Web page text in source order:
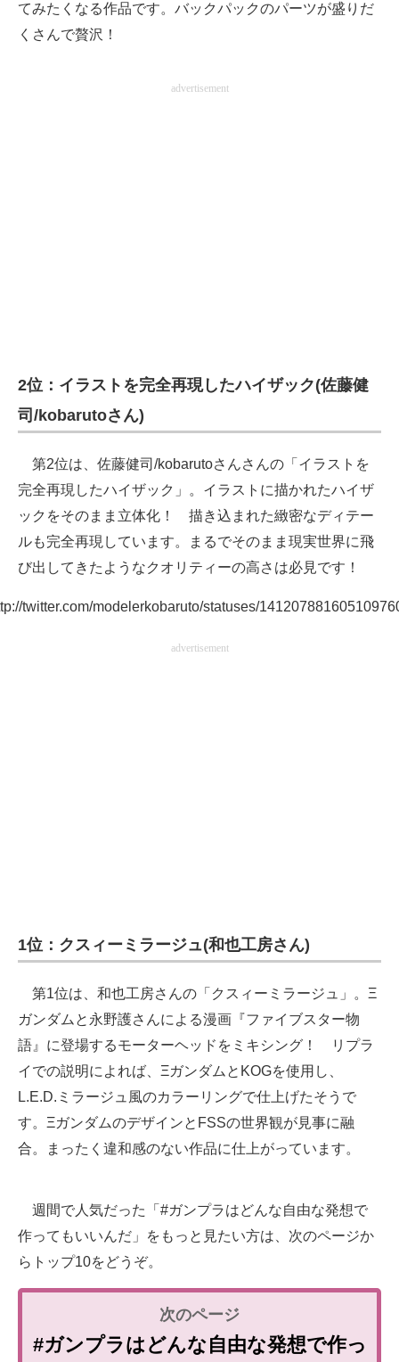
エネルギーの専門メディア
ちょっと気になるネットの話題
てみたくなる作品です。バックパックのパーツが盛りだ
くさんで贅沢！
advertisement
2位：イラストを完全再現したハイザック(佐藤健
司/kobarutoさん)
第2位は、佐藤健司/kobarutoさんさんの「イラストを
完全再現したハイザック」。イラストに描かれたハイザ
ックをそのまま立体化！ 描き込まれた緻密なディテー
ルも完全再現しています。まるでそのまま現実世界に飛
び出してきたようなクオリティーの高さは必見です！
twitter.com/modelerkobaruto/statuses/
advertisement
1位：クスィーミラージュ(和也工房さん)
第1位は、和也工房さんの「クスィーミラージュ」。Ξ
ガンダムと永野護さんによる漫画『ファイブスター物
語』に登場するモーターヘッドをミキシング！ リプラ
イでの説明によれば、ΞガンダムとKOGを使用し、
L.E.D.ミラージュ風のカラーリングで仕上げたそうで
す。ΞガンダムのデザインとFSSの世界観が見事に融
合。まったく違和感のない作品に仕上がっています。
週間で人気だった「#ガンプラはどんな自由な発想で
作ってもいいんだ」をもっと見たい方は、次のページか
らトップ10をどうぞ。
#ガンプラはどんな自由な発想で作っ